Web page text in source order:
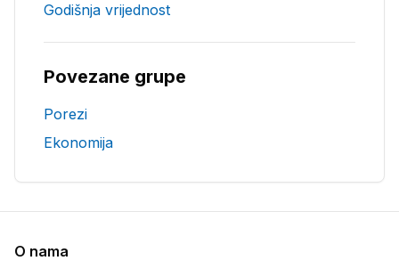
Godišnja vrijednost
Povezane grupe
Porezi
Ekonomija
O nama